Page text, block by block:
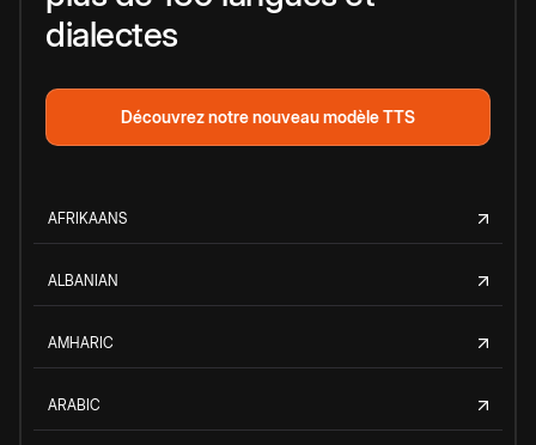
dialectes
Découvrez notre nouveau modèle TTS
AFRIKAANS
ALBANIAN
AMHARIC
ARABIC